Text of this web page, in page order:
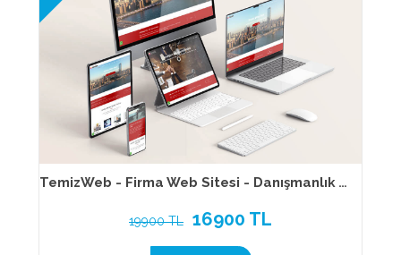
TemizWeb - Firma Web Sitesi - Danışmanlık Web Sitesi - Kurumsal Web Sitesi - 019
19900 TL 16900 TL